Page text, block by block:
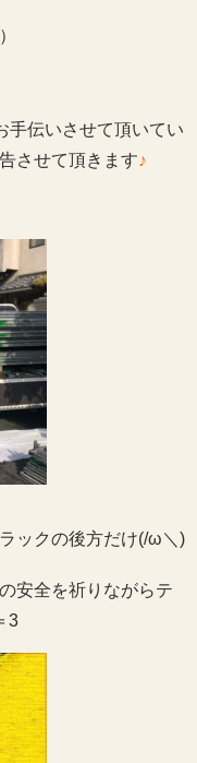
手伝いさせて頂いてい
させて頂きます♪
ックの後方だけ(/ω＼)
安全を祈りながらテ
3